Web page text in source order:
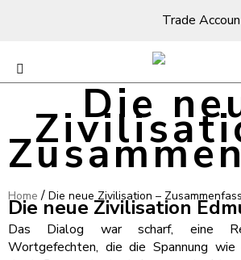
Trade
Die
Home / Die neue Zivilisation –
Die neue Zivilisation
Das Dialog war scharf, eine
Wortgefechten, die die Spannung